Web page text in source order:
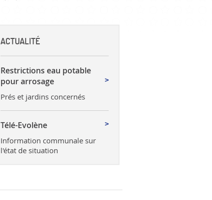
ACTUALITÉ
Restrictions eau potable
pour arrosage
Prés et jardins concernés
Télé-Evolène
Information communale sur
l'état de situation